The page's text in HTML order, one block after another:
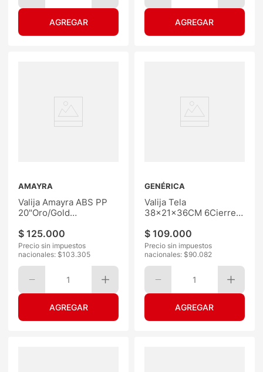
AMAYRA
Valija Amayra ABS PP
20"Oro/Gold
$ 125.000
Precio sin impuestos
nacionales: $103.305
1
GENÉRICA
Valija Tela
38x21x36CM 6Cierres
$ 109.000
Precio sin impuestos
nacionales: $90.082
1